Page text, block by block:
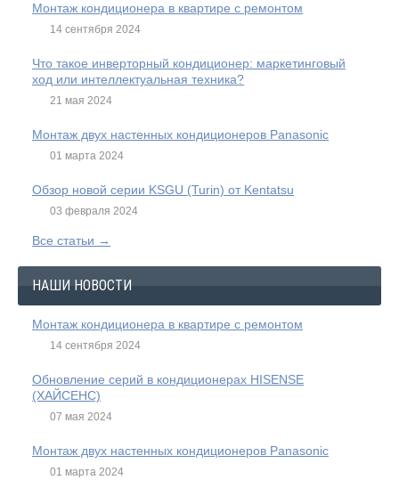
Монтаж кондиционера в квартире с ремонтом
14 сентября 2024
Что такое инверторный кондиционер: маркетинговый
ход или интеллектуальная техника?
21 мая 2024
Монтаж двух настенных кондиционеров Panasonic
01 марта 2024
Обзор новой серии KSGU (Turin) от Kentatsu
03 февраля 2024
Все статьи →
НАШИ НОВОСТИ
Монтаж кондиционера в квартире с ремонтом
14 сентября 2024
Обновление серий в кондиционерах HISENSE
(ХАЙСЕНС)
07 мая 2024
Монтаж двух настенных кондиционеров Panasonic
01 марта 2024